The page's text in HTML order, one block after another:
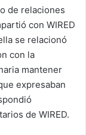
de relaciones
con WIRED
se relacionó
con la
mantener
expresaban
de WIRED.